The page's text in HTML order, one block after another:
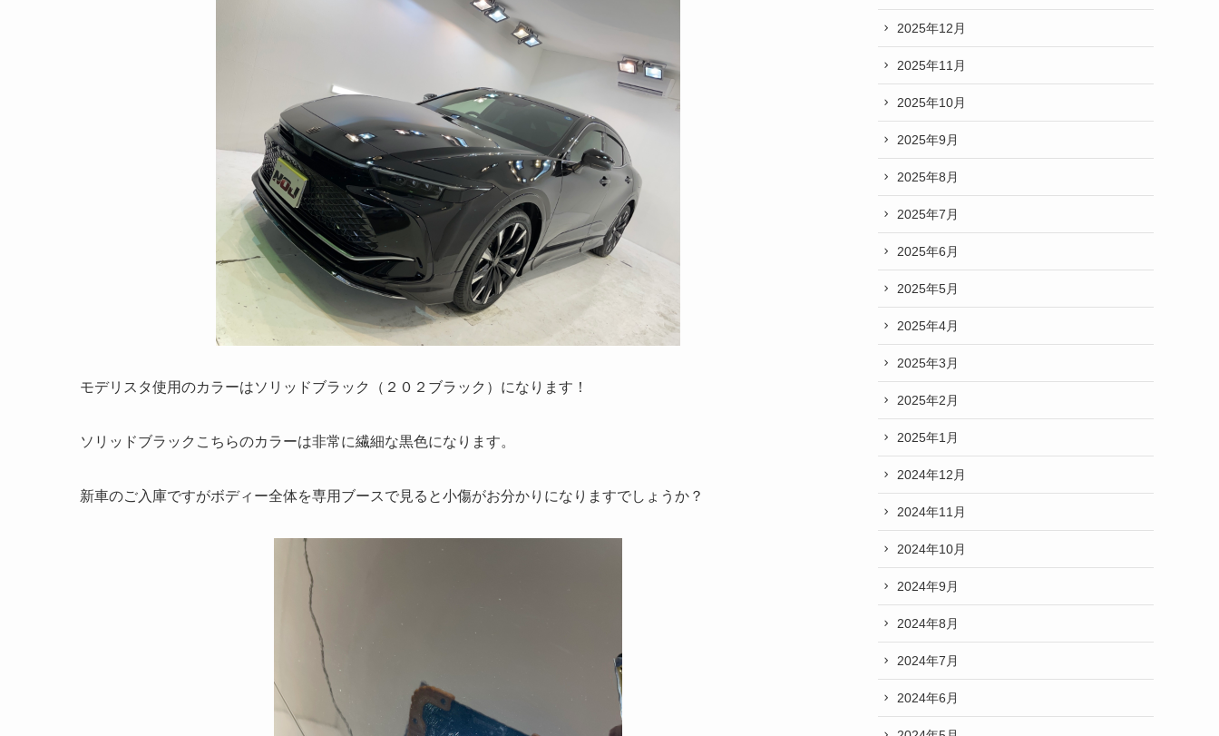
モデリスタ使用のカラーはソリッドブラック（２０２ブラック）になります！
ソリッドブラックこちらのカラーは非常に繊細な黒色になります。
新車のご入庫ですがボディー全体を専用ブースで見ると小傷がお分かりになりますでしょうか？
2025年12月
2025年11月
2025年10月
2025年9月
2025年8月
2025年7月
2025年6月
2025年5月
2025年4月
2025年3月
2025年2月
2025年1月
2024年12月
2024年11月
2024年10月
2024年9月
2024年8月
2024年7月
2024年6月